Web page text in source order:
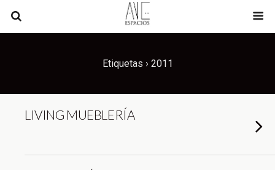
Etiquetas › 2011
LIVING MUEBLERÍA